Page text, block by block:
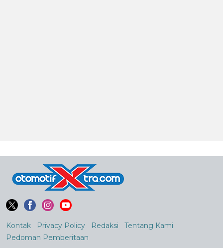
Kontak Privacy Policy Redaksi
Tentang Kami
Pedoman Pemberitaan